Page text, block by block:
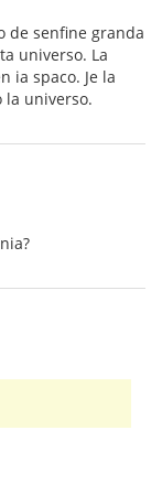
de senfine granda
universo. La
ia spaco. Je la
la universo.